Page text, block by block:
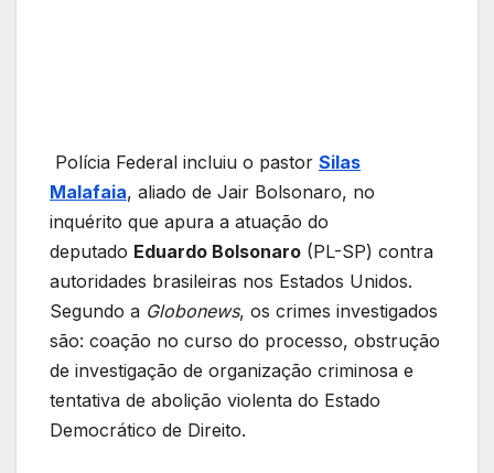
Polícia Federal incluiu o pastor Silas
Malafaia, aliado de Jair Bolsonaro, no
inquérito que apura a atuação do
deputado Eduardo Bolsonaro (PL-SP) contra
autoridades brasileiras nos Estados Unidos.
Segundo a Globonews, os crimes investigados
são: coação no curso do processo, obstrução
de investigação de organização criminosa e
tentativa de abolição violenta do Estado
Democrático de Direito.